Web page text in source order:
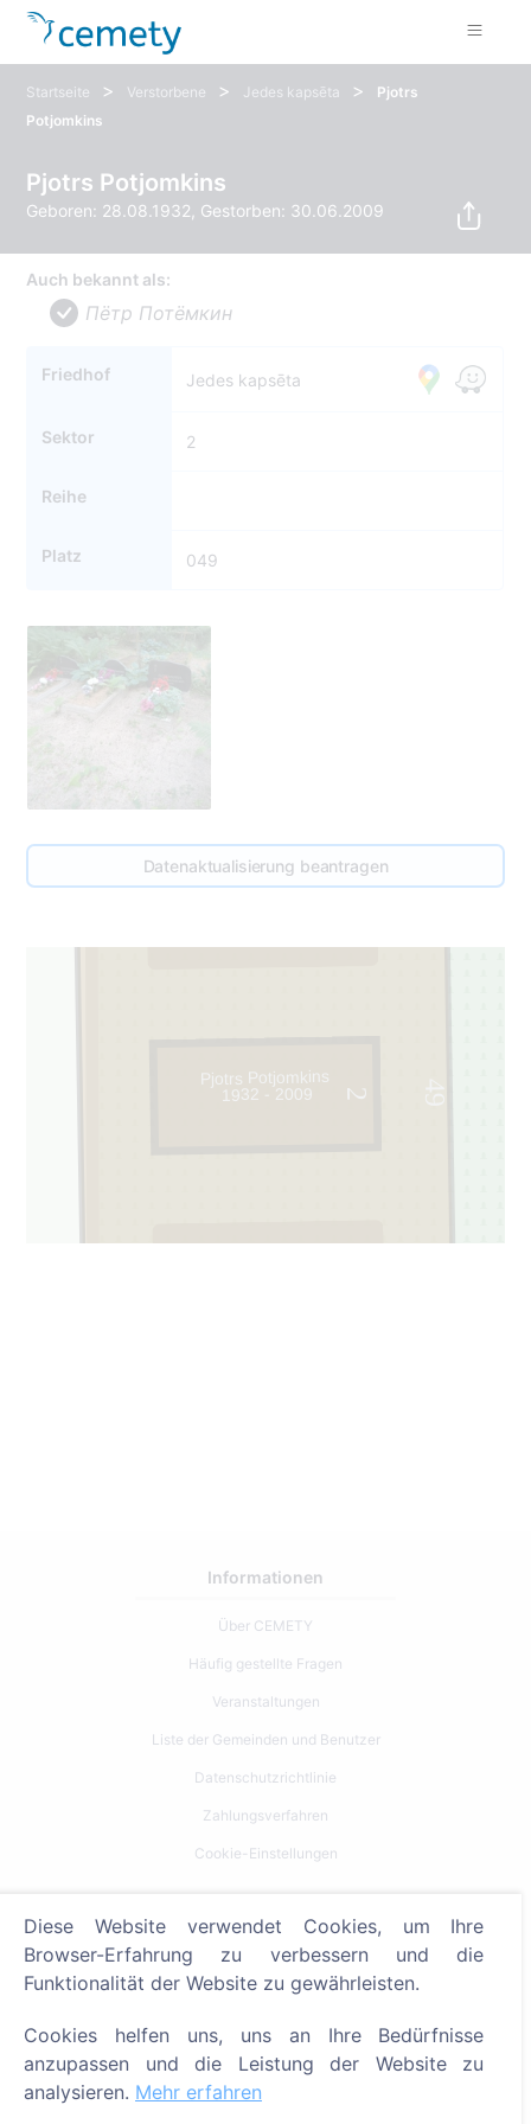
Startseite > Verstorbene > Jedes kapsēta >
Pjotrs
Potjomkins
Pjotrs Potjomkins
Geboren: 28.08.1932, Gestorben: 30.06.2009
Auch bekannt als:
Пётр Потёмкин
Friedhof Jedes kapsēta
Sektor 2
Reihe
Platz 049
Datenaktualisierung beantragen
49
2
Pjotrs Potjomkins
1932 - 2009
Informationen
Über CEMETY
Häufig gestellte Fragen
Veranstaltungen
Liste der Gemeinden und Benutzer
Datenschutzrichtlinie
Zahlungsverfahren
Cookie-Einstellungen
Bestattete suchen
Friedhöfe suchen
Dienstleistungen
Kontakt
Diese Website verwendet Cookies, um Ihre
Browser-Erfahrung zu verbessern und die
Funktionalität der Website zu gewährleisten.
Cookies helfen uns, uns an Ihre Bedürfnisse
anzupassen und die Leistung der Website zu
analysieren. Mehr erfahren